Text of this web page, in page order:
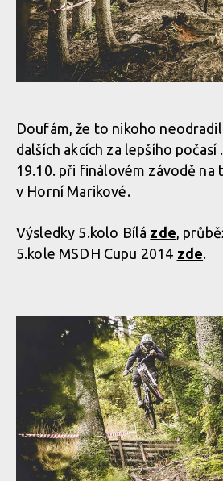
Doufám, že to nikoho
dalších akcích za lepšího počasí
19.10. při finálovém závodě na
v Horní Marikové.
Výsledky 5.kolo Bílá zde,
5.kole MSDH Cupu 2014 zde.